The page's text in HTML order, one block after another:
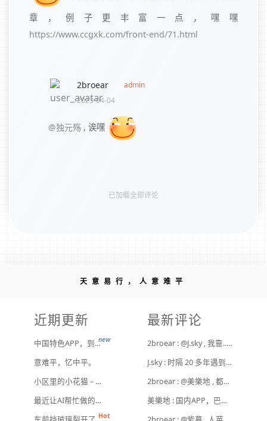
章，例子更丰富一点，嘿嘿
https://www.ccgxk.com/front-end/71.html
2broear
admin
2023-04-04
@独元殇 ,诶嘿
已加载全部评论
天意易行，人意难平
近期更新
中国特色APP，到底谁来治？new
意难平，忆中平。
小区里的小花猫 – 日常记事（二百二十）
最近让AI帮忙做的一些事
Hot
最新评论
2broear : @J.sky , 我靠.. 心情复杂 [ Emoji Image ]
J.sky : 时隔 20 多年遇到前任，你猜会是什么感觉？前几天和老婆去超市，巧不巧老婆去看其他商品了，就这么两分钟的功夫，我和前任迎面相遇，我看了一眼她，她也看到我了，谁都没说话，我感觉她恐慌的逃走了。我们擦肩而过，按道理这个年龄本不应该两个人单独在超市相遇，除非单身。所以，我猜她离婚了？搞不好她可能以为我也离婚了？哈哈哈
2broear : @美樂地 , 都是利益驱使，盈利手段不行
美樂地 : 国内APP，巴不得塞入全家桶到你手机，我更喜欢国外的小而美软件